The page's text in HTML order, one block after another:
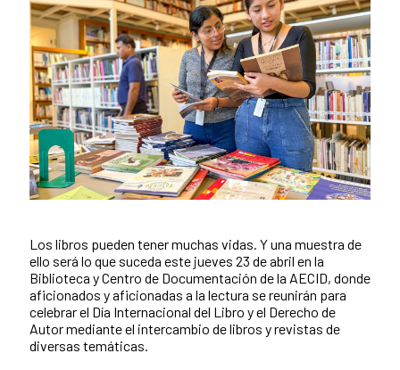
Contenido de la noticia
Los libros pueden tener muchas vidas. Y una muestra de
ello será lo que suceda este jueves 23 de abril en la
Biblioteca y Centro de Documentación de la AECID, donde
aficionados y aficionadas a la lectura se reunirán para
celebrar el Día Internacional del Libro y el Derecho de
Autor mediante el intercambio de libros y revistas de
diversas temáticas.